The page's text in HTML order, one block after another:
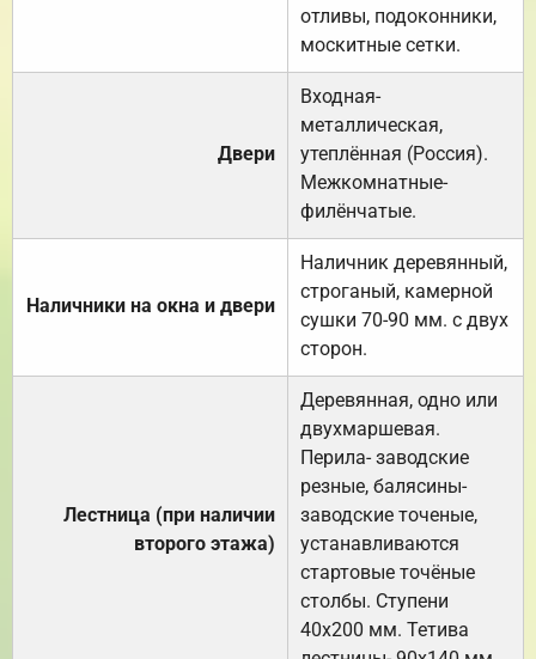
отливы, подоконники,
москитные сетки.
Двери
Входная-
металлическая,
утеплённая (Россия).
Межкомнатные-
филёнчатые.
Наличники на окна и двери
Наличник деревянный,
строганый, камерной
сушки 70-90 мм. с двух
сторон.
Лестница (при наличии
второго этажа)
Деревянная, одно или
двухмаршевая.
Перила- заводские
резные, балясины-
заводские точеные,
устанавливаются
стартовые точёные
столбы. Ступени
40х200 мм. Тетива